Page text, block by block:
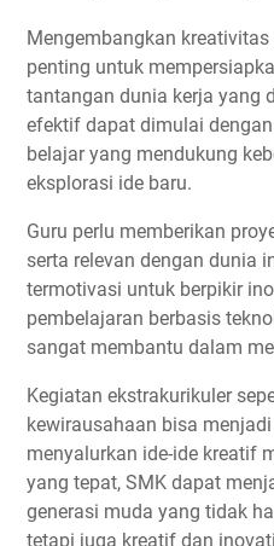
Mengembangkan
penting untuk
tantangan dunia kerja yang
efektif dapat dimulai
belajar yang mendukung
eksplorasi ide baru.
Guru perlu memberikan
serta relevan dengan dunia
termotivasi untuk berpikir
pembelajaran berbasis
sangat membantu dalam
Kegiatan ekstrakurikuler
kewirausahaan bisa
menyalurkan ide-ide kreatif
yang tepat, SMK dapat
generasi muda yang tidak
tetapi juga kreatif dan